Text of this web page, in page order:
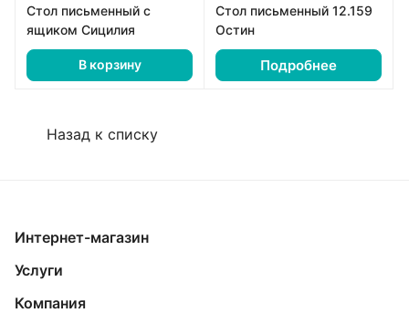
Стол письменный с
ящиком Сицилия
В корзину
Стол письменный 12.159
Остин
Подробнее
Назад к списку
Интернет-магазин
Услуги
Компания